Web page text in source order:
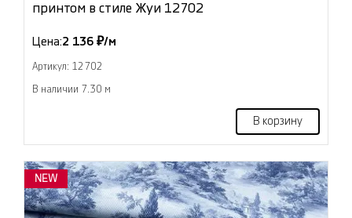
принтом в стиле Жуи 12702
Цена:2 136 ₽/м
Артикул: 12702
В наличии 7.30 м
В корзину
NEW